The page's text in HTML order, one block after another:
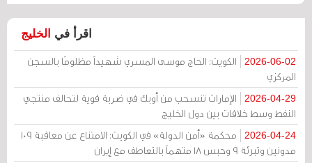
اقرأ في الخليج
2026-06-02
الكويت: الحاج موسى المسري شهيداً مظلومًا بالسجن
المركزي
2026-04-29
الإمارات تنسحب من أوبك في ضربة قوية لتحالف منتجي
النفط وسط خلافات بين دول الخليج
2026-04-24
محكمة «أمن الدولة» في الكويت: الامتناع عن معاقبة 109
مدونين وتبرئة 9 وحبس 18 متهماً بالتعاطف مع إيران